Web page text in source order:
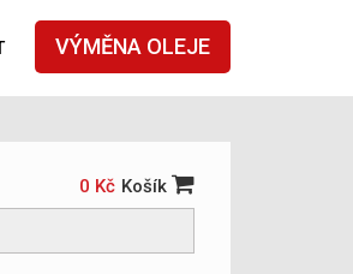
VÝMĚNA OLEJE
0 Kč Košík